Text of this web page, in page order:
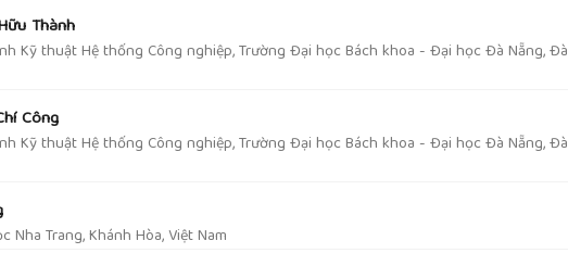
Thành
Kỹ thuật Hệ thống Công nghiệp, Trường Đại học Bách khoa - Đại học Đà Nẵng, Đà
Công
Kỹ thuật Hệ thống Công nghiệp, Trường Đại học Bách khoa - Đại học Đà Nẵng, Đà
Nha Trang, Khánh Hòa, Việt Nam